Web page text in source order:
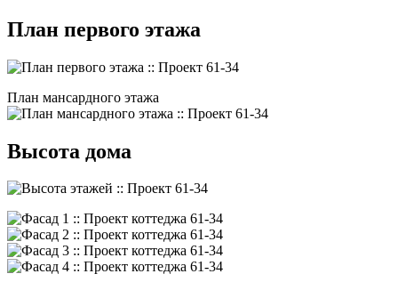
План первого этажа
План мансардного этажа
Высота дома